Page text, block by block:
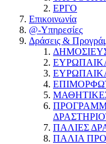
ΕΡΓΟ
Επικοινωνία
@-Υπηρεσίες
Δράσεις &
ΠΑΛΙΕΣ
ΠΑΛΙΑ